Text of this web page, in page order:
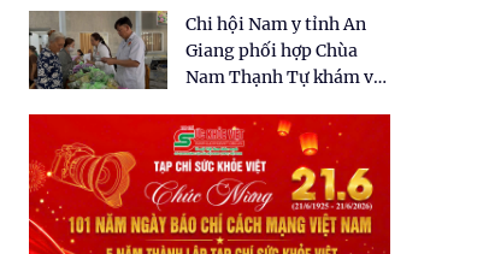
dân tại xã Tân Tập
Chi hội Nam y tỉnh An
Giang phối hợp Chùa
Nam Thạnh Tự khám và
nhân dân